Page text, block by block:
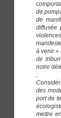
de
de
diffusée
à venir «
de
notre
;
des
port de
mettre